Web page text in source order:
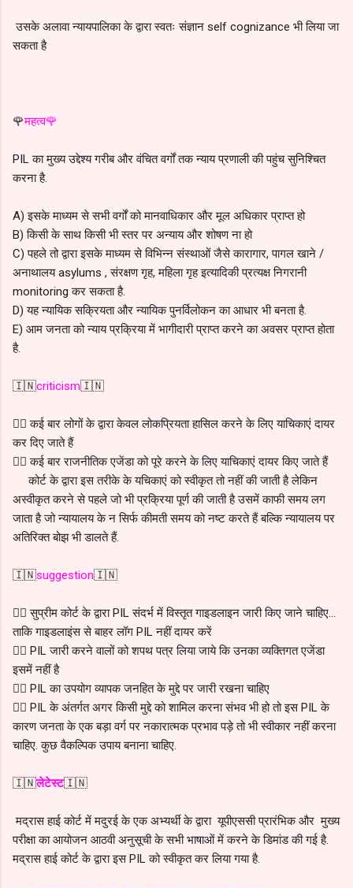
उसके अलावा न्यायपालिका के द्वारा स्वतः संज्ञान self cognizance भी लिया जा
सकता है
🌹महत्व🌹
PIL का मुख्य उद्देश्य गरीब और वंचित वर्गों तक न्याय प्रणाली की पहुंच सुनिश्चित
करना है.
A) इसके माध्यम से सभी वर्गों को मानवाधिकार और मूल अधिकार प्राप्त हो
B) किसी के साथ किसी भी स्तर पर अन्याय और शोषण ना हो
C) पहले तो द्वारा इसके माध्यम से विभिन्न संस्थाओं जैसे कारागार, पागल खाने /
अनाथालय asylums , संरक्षण गृह, महिला गृह इत्यादिकी प्रत्यक्ष निगरानी
monitoring कर सकता है.
D) यह न्यायिक सक्रियता और न्यायिक पुनर्विलोकन का आधार भी बनता है.
E) आम जनता को न्याय प्रक्रिया में भागीदारी प्राप्त करने का अवसर प्राप्त होता
है.
🇮🇳criticism🇮🇳
👉🏻 कई बार लोगों के द्वारा केवल लोकप्रियता हासिल करने के लिए याचिकाएं दायर
कर दिए जाते हैं
👉🏻 कई बार राजनीतिक एजेंडा को पूरे करने के लिए याचिकाएं दायर किए जाते हैं
कोर्ट के द्वारा इस तरीके के यचिकाएं को स्वीकृत तो नहीं की जाती है लेकिन
अस्वीकृत करने से पहले जो भी प्रक्रिया पूर्ण की जाती है उसमें काफी समय लग
जाता है जो न्यायालय के न सिर्फ कीमती समय को नष्ट करते हैं बल्कि न्यायालय पर
अतिरिक्त बोझ भी डालते हैं.
🇮🇳suggestion🇮🇳
👉🏻 सुप्रीम कोर्ट के द्वारा PIL संदर्भ में विस्तृत गाइडलाइन जारी किए जाने चाहिए...
ताकि गाइडलाइंस से बाहर लॉग PIL नहीं दायर करें
👉🏻 PIL जारी करने वालों को शपथ पत्र लिया जाये कि उनका व्यक्तिगत एजेंडा
इसमें नहीं है
👉🏻 PIL का उपयोग व्यापक जनहित के मुद्दे पर जारी रखना चाहिए
👉🏻 PIL के अंतर्गत अगर किसी मुद्दे को शामिल करना संभव भी हो तो इस PIL के
कारण जनता के एक बड़ा वर्ग पर नकारात्मक प्रभाव पड़े तो भी स्वीकार नहीं करना
चाहिए. कुछ वैकल्पिक उपाय बनाना चाहिए.
🇮🇳लेटेस्ट🇮🇳
मद्रास हाई कोर्ट में मदुरई के एक अभ्यर्थी के द्वारा यूपीएससी प्रारंभिक और मुख्य
परीक्षा का आयोजन आठवी अनुसूची के सभी भाषाओं में करने के डिमांड की गई है.
मद्रास हाई कोर्ट के द्वारा इस PIL को स्वीकृत कर लिया गया है.